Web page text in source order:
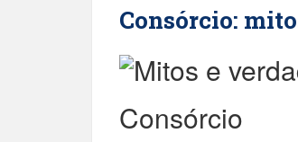
Consórcio:
Consórcio